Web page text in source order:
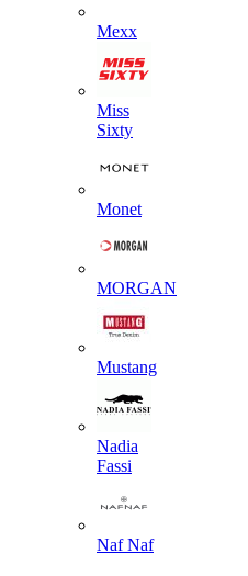
Mexx
Miss
Sixty
Monet
MORGAN
Mustang
Nadia
Fassi
Naf Naf